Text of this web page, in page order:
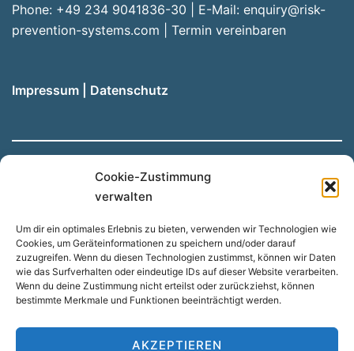
Cookie-Zustimmung
verwalten
Um dir ein optimales Erlebnis zu bieten, verwenden wir Technologien wie
Cookies, um Geräteinformationen zu speichern und/oder darauf
zuzugreifen. Wenn du diesen Technologien zustimmst, können wir Daten
wie das Surfverhalten oder eindeutige IDs auf dieser Website verarbeiten.
Wenn du deine Zustimmung nicht erteilst oder zurückziehst, können
bestimmte Merkmale und Funktionen beeinträchtigt werden.
AKZEPTIEREN
Phone: +49 234 9041836-30 | E-Mail: enquiry@risk-
prevention-systems.com
Termin vereinbaren
Impressum Datenschutz
Hinweis: Unsere Website wird automatisch aus dem
nutzen möchten. Dadurch kann es zu Abweichungen
kommen.